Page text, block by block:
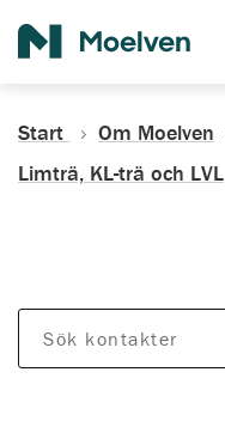
Start Om Moelven
Limträ, KL-trä och LVL
Sök kontakter